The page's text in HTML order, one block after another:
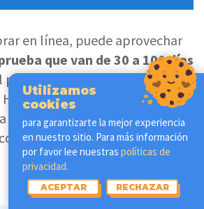
en línea, puede aprovechar
que van de 30 a 100 días
producto realmente cumple
el pedido online te ahorra
garantía de poder devolver el
.
Utilizamos
cookies
para garantizarte la mejor experiencia
en nuestro sitio. Para más información
por favor lee nuestras políticas de
privacidad.
ACEPTAR RECHAZAR